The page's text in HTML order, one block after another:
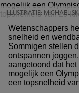
ILLUSTRATIE: MICHAEL
Wetenschappers
snelheid en
Sommigen stellen
ontspannen
aangetoond dat
mogelijk een
een topsnelheid